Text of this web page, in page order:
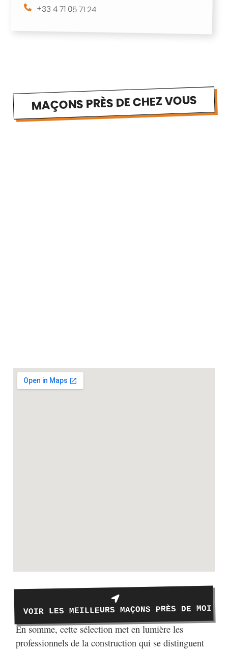
+33 4 71 05 71 24
MAÇONS PRÈS DE CHEZ VOUS
VOIR LES MEILLEURS MAÇONS PRÈS DE MOI
En somme, cette sélection met en lumière les
professionnels de la construction qui se distinguent